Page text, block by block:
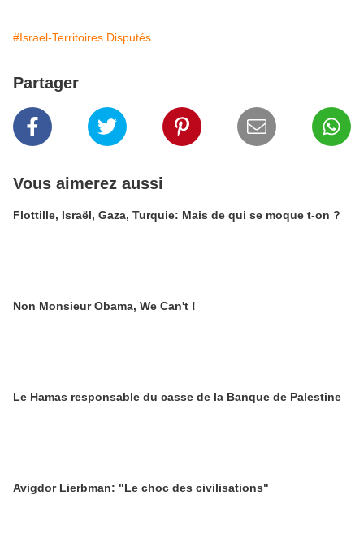
#Israel-Territoires Disputés
Partager
Vous aimerez aussi
Flottille, Israël, Gaza, Turquie: Mais de qui se moque t-on ?
Non Monsieur Obama, We Can't !
Le Hamas responsable du casse de la Banque de Palestine
Avigdor Lierbman: "Le choc des civilisations"